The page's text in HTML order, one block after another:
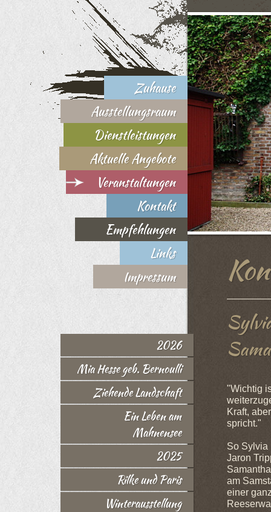
Zuhause
Ausstellungsraum
Dienstleistungen
Aktuelle Angebote
Veranstaltungen
Kontakt
Empfehlungen
Links
Impressum
2026
Mia Hesse geb. Bernoulli
Ziehende Landschaft
Ein Leben am
Mahnensee
2025
Rilke und Paris
Winterausstellung
"Wichtig
Kraft,
spricht."
So Sylvia
Jaron
am
einer